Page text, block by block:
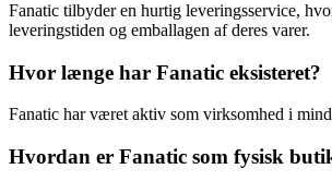
Fanatic tilbyder en hurtig leveringsservice,
leveringstiden og emballagen af deres varer.
Hvor længe har Fanatic eksisteret?
Fanatic har været aktiv som virksomhed i
Hvordan er Fanatic som fysisk